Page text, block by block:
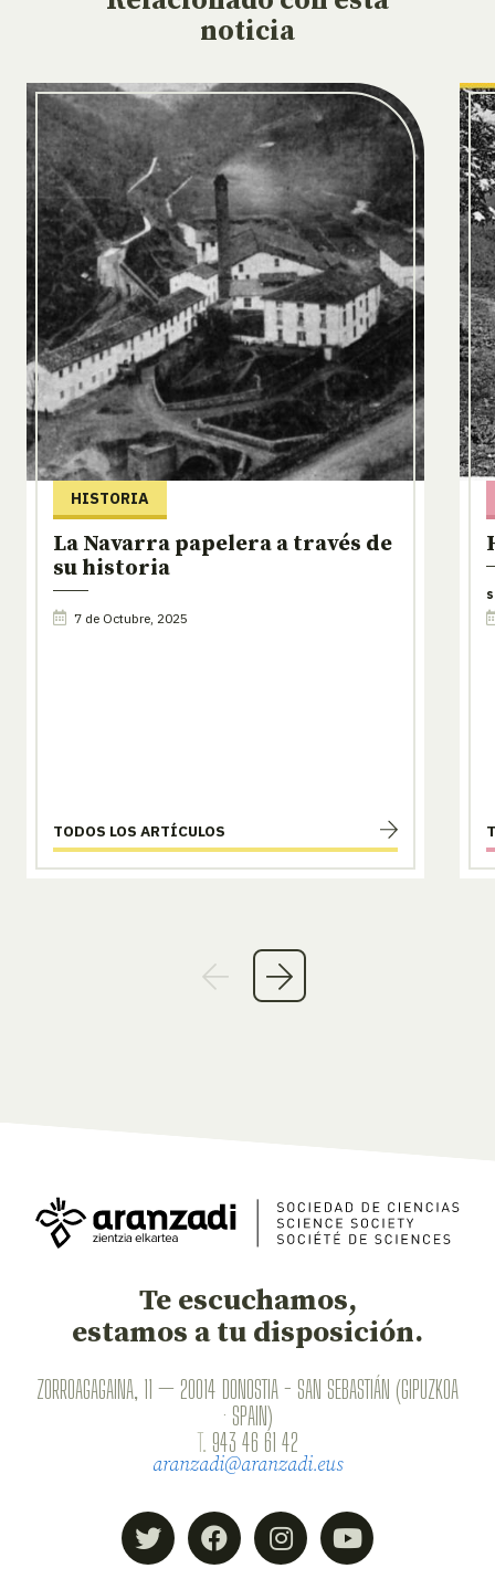
noticia
HISTORIA
La Navarra papelera a través de
su historia
7 de Octubre, 2025
TODOS LOS ARTÍCULOS
Te escuchamos,
estamos a tu disposición.
ZORROAGAGAINA, 11 — 20014 DONOSTIA - SAN SEBASTIÁN (GIPUZKOA
· SPAIN)
T. 943 46 61 42
aranzadi@aranzadi.eus